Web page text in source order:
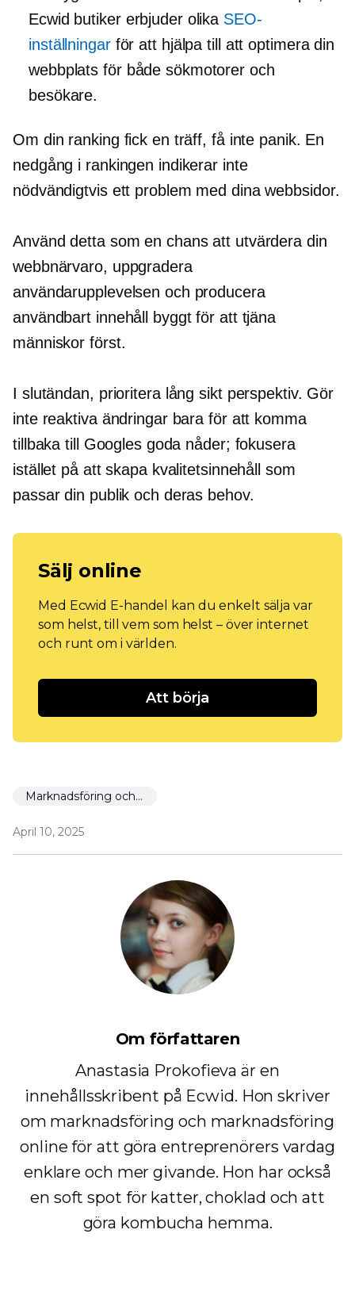
Ecwid butiker erbjuder olika SEO-
inställningarför att hjälpa till att optimera din
webbplats för både sökmotorer och
besökare.
Om din ranking fick en träff, få inte panik. En
nedgång i rankingen indikerar inte
nödvändigtvis ett problem med dina webbsidor.
Använd detta som en chans att utvärdera din
webbnärvaro, uppgradera
användarupplevelsen och producera
användbart innehåll byggt för att tjäna
människor först.
I slutändan, prioritera lång siktperspektiv. Gör
inte reaktiva ändringar bara för att komma
tillbaka till Googles goda nåder; fokusera
istället på att skapa kvalitetsinnehåll som
passar din publik och deras behov.
Sälj online
Med Ecwid E-handel kan du enkelt sälja var
som helst, till vem som helst – över internet
och runt om i världen.
Att börja
Marknadsföring och marknadsföring
April 10, 2025
Om författaren
Anastasia Prokofieva är en
innehållsskribent på Ecwid. Hon skriver
om marknadsföring och marknadsföring
online för att göra entreprenörers vardag
enklare och mer givande. Hon har också
en soft spot för katter, choklad och att
göra kombucha hemma.